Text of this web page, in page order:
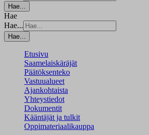
Hae...
Hae
Hae...
Hae...
Etusivu
Saamelaiskäräjät
Päätöksenteko
Vastuualueet
Ajankohtaista
Yhteystiedot
Dokumentit
Kääntäjät ja tulkit
Oppimateriaalikauppa